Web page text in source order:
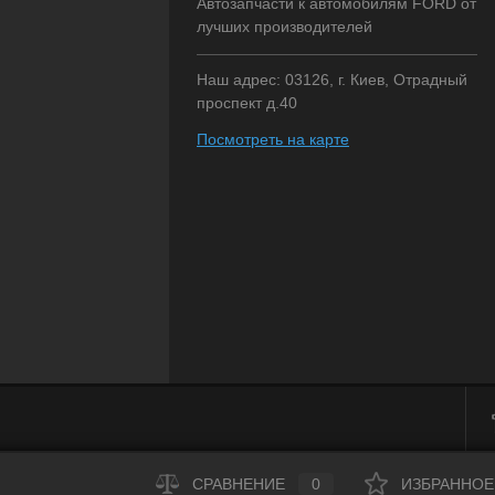
лучших производителей
Наш адрес: 03126, г. Киев, Отрадный
проспект д.40
Посмотреть на карте
СРАВНЕНИЕ 0 ИЗБРАННОЕ